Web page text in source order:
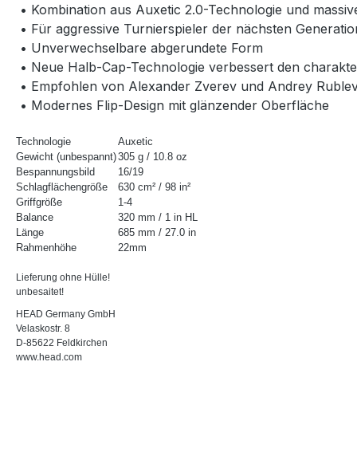
• Kombination aus Auxetic 2.0-Technologie und
• Für aggressive Turnierspieler der nächsten
• Unverwechselbare abgerundete Form
• Neue Halb-Cap-Technologie verbessert den
• Empfohlen von Alexander Zverev und Andrey
• Modernes Flip-Design mit glänzender Oberfläche
Technologie
Auxetic
Gewicht (unbespannt)305 g / 10.8 oz
Bespannungsbild
16/19
Schlagflächengröße
630 cm² / 98 in²
Griffgröße
1-4
Balance
320 mm / 1 in HL
Länge
685 mm / 27.0 in
Rahmenhöhe
22mm
Lieferung ohne Hülle!
unbesaitet!
HEAD Germany GmbH
Velaskostr. 8
D-85622 Feldkirchen
www.head.com